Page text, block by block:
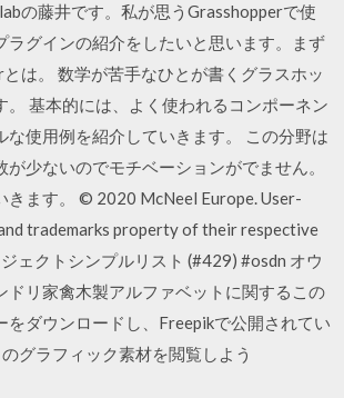
の藤井です。私が思うGrasshopperで使
ラグインの紹介をしたいと思います。まず
は。 数学が苦手なひとが書くグラスホッ
。 基本的には、よく使われるコンポーネン
な使用例を紹介していきます。 この分野は
少ないのでモチベーションがでません。
きます。 © 2020 McNeel Europe. User-
trademarks property of their respective
ェクトシンプルリスト (#429) #osdn オウ
ドリ家禽木製アルファベットに関するこの
をダウンロードし、Freepikで公開されてい
グラフィック素材を閲覧しよう